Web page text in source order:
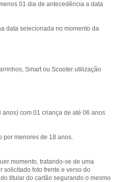
01 dia de antecedência a data
data selecionada no momento da
Smart ou Scooter utilização
com 01 criança de até 06 anos
por menores de 18 anos.
momento, tratando-se de uma
solicitado foto frente e verso do
titular do cartão segurando o mesmo